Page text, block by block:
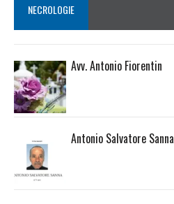
NECROLOGIE
Avv. Antonio Fiorentin
Antonio Salvatore Sanna